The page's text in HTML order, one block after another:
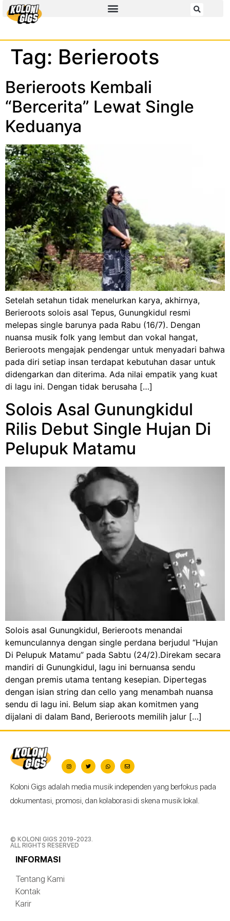
Tag: Berieroots
Berieroots Kembali
“Bercerita” Lewat Single
Keduanya
Setelah setahun tidak menelurkan karya, akhirnya,
Berieroots solois asal Tepus, Gunungkidul resmi
melepas single barunya pada Rabu (16/7). Dengan
nuansa musik folk yang lembut dan vokal hangat,
Berieroots mengajak pendengar untuk menyadari bahwa
pada diri setiap insan terdapat kebutuhan dasar untuk
didengarkan dan diterima. Ada nilai empatik yang kuat
di lagu ini. Dengan tidak berusaha […]
Solois Asal Gunungkidul
Rilis Debut Single Hujan Di
Pelupuk Matamu
Solois asal Gunungkidul, Berieroots menandai
kemunculannya dengan single perdana berjudul “Hujan
Di Pelupuk Matamu” pada Sabtu (24/2).Direkam secara
mandiri di Gunungkidul, lagu ini bernuansa sendu
dengan premis utama tentang kesepian. Dipertegas
dengan isian string dan cello yang menambah nuansa
sendu di lagu ini. Belum siap akan komitmen yang
dijalani di dalam Band, Berieroots memilih jalur […]
Koloni Gigs adalah media musik independen yang berfokus pada
dokumentasi, promosi, dan kolaborasi di skena musik lokal.
© KOLONI GIGS 2019-2023.
ALL RIGHTS RESERVED
INFORMASI
Tentang Kami
Kontak
Karir